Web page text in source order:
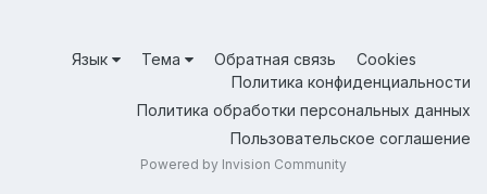
Язык Тема Обратная связь
Cookies
Политика конфиденциальности
Политика обработки персональных данных
Пользовательское соглашение
Powered by Invision Community